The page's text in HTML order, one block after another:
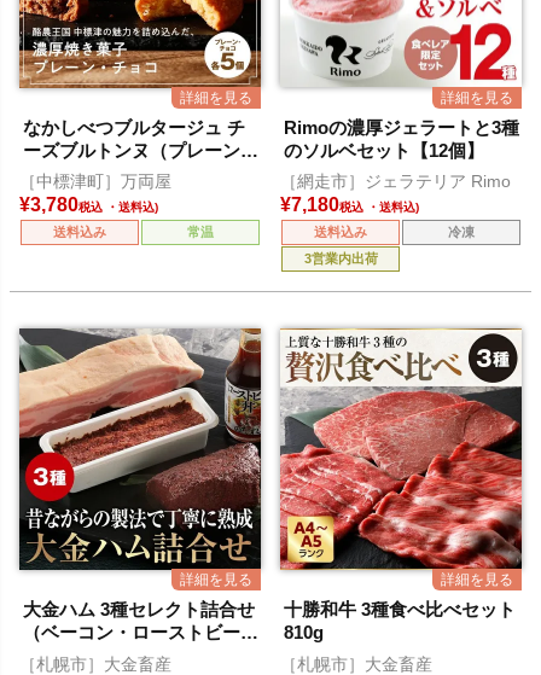
なかしべつブルタージュ チ
ーズブルトンヌ（プレーン・
チョコ）各5個入
［中標津町］万両屋
¥3,780税込
送料込み 常温
Rimoの濃厚ジェラートと3種
のソルベセット【12個】
［網走市］ジェラテリア Rimo
¥7,180税込
送料込み
冷凍
3営業内出荷
大金ハム 3種セレクト詰合せ
（ベーコン・ローストビー
フ・コンビーフ）
［札幌市］大金畜産
十勝和牛 3種食べ比べセット
810g
［札幌市］大金畜産